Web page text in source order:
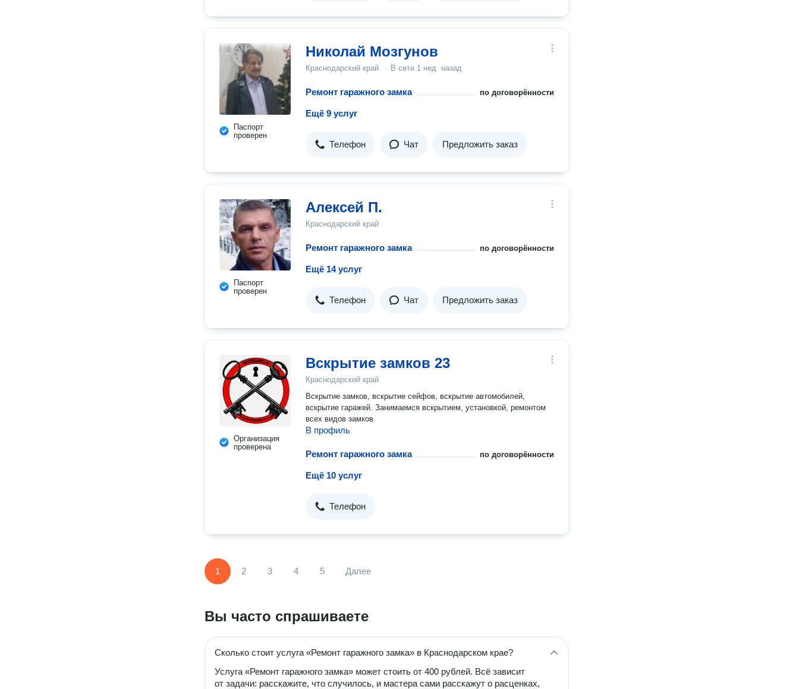
Паспорт
проверен
Николай Мозгунов
Краснодарский край · В сети 1 нед. назад
Ремонт гаражного замка по договорённости
Ещё 9 услуг
Телефон Чат Предложить заказ
Паспорт
проверен
Алексей П.
Краснодарский край
Ремонт гаражного замка по договорённости
Ещё 14 услуг
Телефон Чат Предложить заказ
Организация
проверена
Вскрытие замков 23
Краснодарский край
Вскрытие замков, вскрытие сейфов, вскрытие автомобилей,
вскрытие гаражей. Занимаемся вскрытием, установкой, ремонтом
всех видов замков.
В профиль
Ремонт гаражного замка по договорённости
Ещё 10 услуг
Телефон
1 2 3 4 5 Далее
Вы часто спрашиваете
Сколько стоит услуга «Ремонт гаражного замка» в Краснодарском крае?
Услуга «Ремонт гаражного замка» может стоить от 400 рублей. Всё зависит
от задачи: расскажите, что случилось, и мастера сами расскажут о расценках,